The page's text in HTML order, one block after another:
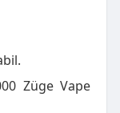
Züge Vape